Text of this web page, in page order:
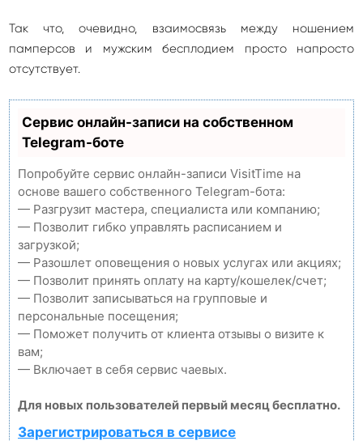
Так что, очевидно, взаимосвязь между ношением
памперсов и мужским бесплодием просто напросто
отсутствует.
Сервис онлайн-записи на собственном
Telegram-боте
Попробуйте сервис онлайн-записи VisitTime на
основе вашего собственного Telegram-бота:
— Разгрузит мастера, специалиста или компанию;
— Позволит гибко управлять расписанием и
загрузкой;
— Разошлет оповещения о новых услугах или акциях;
— Позволит принять оплату на карту/кошелек/счет;
— Позволит записываться на групповые и
персональные посещения;
— Поможет получить от клиента отзывы о визите к
вам;
— Включает в себя сервис чаевых.
Для новых пользователей первый месяц бесплатно.
Зарегистрироваться в сервисе